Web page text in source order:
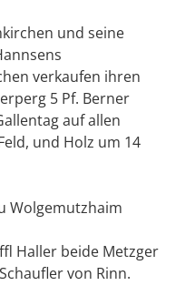
und seine
verkaufen ihren
5 Pf. Berner
auf allen
und Holz um 14
Wolgemutzhaim
Haller beide Metzger
von Rinn.